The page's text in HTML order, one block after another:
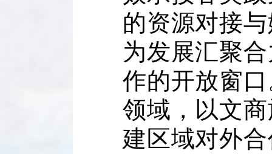
的资源对接
为发展汇聚
作的开放窗
领域，以文
建区域对外